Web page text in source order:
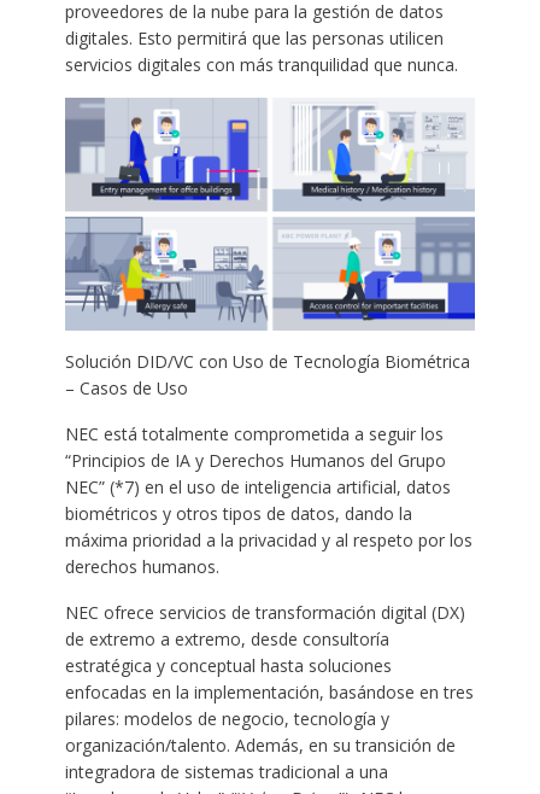
proveedores de la nube para la gestión de datos
digitales. Esto permitirá que las personas utilicen
servicios digitales con más tranquilidad que nunca.
Solución DID/VC con Uso de Tecnología Biométrica
– Casos de Uso
NEC está totalmente comprometida a seguir los
“Principios de IA y Derechos Humanos del Grupo
NEC” (*7) en el uso de inteligencia artificial, datos
biométricos y otros tipos de datos, dando la
máxima prioridad a la privacidad y al respeto por los
derechos humanos.
NEC ofrece servicios de transformación digital (DX)
de extremo a extremo, desde consultoría
estratégica y conceptual hasta soluciones
enfocadas en la implementación, basándose en tres
pilares: modelos de negocio, tecnología y
organización/talento. Además, en su transición de
integradora de sistemas tradicional a una